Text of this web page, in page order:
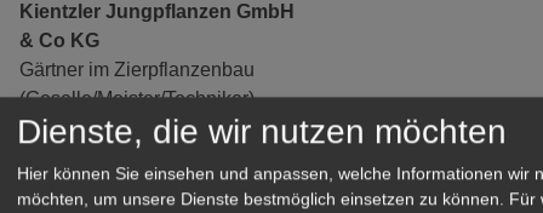
Kientzler Jungpflanzen GmbH
& Co KG
Gärtner im Zierpflanzenbau
(Geselle/Meister/Techniker)
(m/w/d)
zur Stellenanzeige
Dienste, die wir nutzen möchten
Hier können Sie einsehen und anpassen, welche Informationen wir
möchten, um unsere Dienste bestmöglich einsetzen zu können.
Für